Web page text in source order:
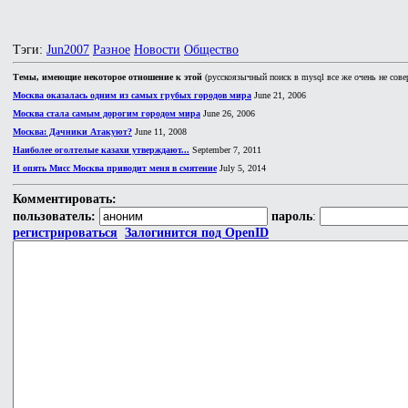
Тэги: Jun2007 Разное Новости Общество
Темы, имеющие некоторое отношение к этой (русскоязычный поиск в mysql все же очень не
Москва оказалась одним из самых грубых городов мира June 21, 2006
Москва стала самым дорогим городом мира June 26, 2006
Москва: Дачники Атакуют? June 11, 2008
Наиболее оголтелые казахи утверждают... September 7, 2011
И опять Мисс Москва приводит меня в смятениеJuly 5, 2014
Комментировать:
пользователь:
пароль:
регистрироваться Залогинится под OpenID